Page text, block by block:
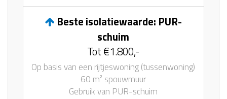
Beste isolatiewaarde: PUR-
schuim
Tot €1.800,-
Op basis van een rijtjeswoning (tussenwoning)
60 m² spouwmuur
Gebruik van PUR-schuim